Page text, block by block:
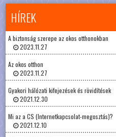
HÍREK
A biztonság szerepe az okos otthonokban
2023.11.27
Az okos otthon
2023.11.27
Gyakori hálózati kifejezések és rövidítések
2021.12.30
Mi az a CS (Internetkapcsolat-megosztás)?
2021.12.10